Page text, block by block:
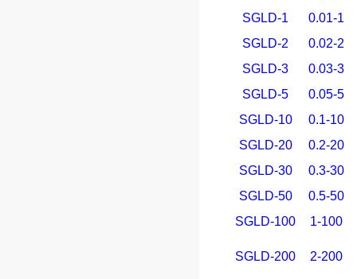
SGLD-1
0.01-1
SGLD-2
0.02-2
SGLD-3
0.03-3
SGLD-5
0.05-5
SGLD-10
0.1-10
SGLD-20
0.2-20
SGLD-30
0.3-30
SGLD-50
0.5-50
SGLD-100
1-100
SGLD-200 2-200